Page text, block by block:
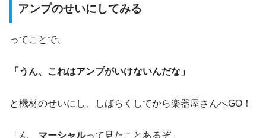
アンプのせいにしてみる
ってことで、
「うん、これはアンプがいけないんだな」
と機材のせいにし、しばらくしてから楽器屋さんへGO！
「ん、 マーシャルって見たことあるぞ」